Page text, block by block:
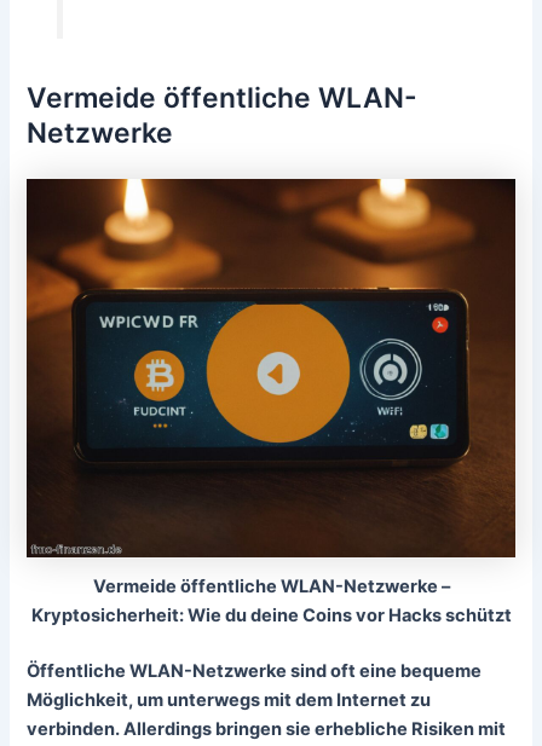
Vermeide öffentliche WLAN-
Netzwerke
Vermeide öffentliche WLAN-Netzwerke –
Kryptosicherheit: Wie du deine Coins vor Hacks schützt
Öffentliche WLAN-Netzwerke sind oft eine bequeme
Möglichkeit, um unterwegs mit dem Internet zu
verbinden. Allerdings bringen sie erhebliche Risiken mit